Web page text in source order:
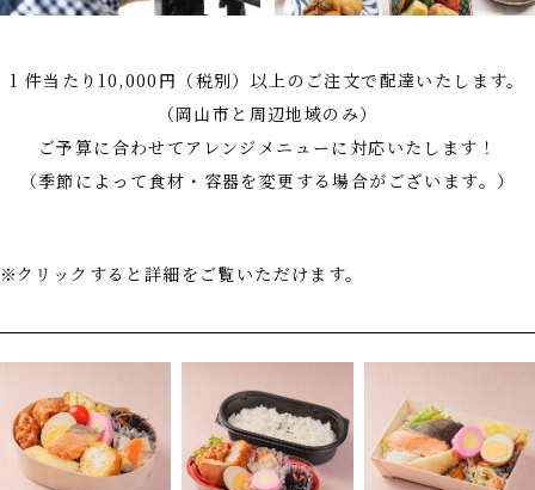
1 件当たり10,000円（税別）以上のご注文で配達いたします。
（岡山市と周辺地域のみ）
ご予算に合わせてアレンジメニューに対応いたします！
（季節によって食材・容器を変更する場合がございます。）
クリックすると詳細をご覧いただけます。